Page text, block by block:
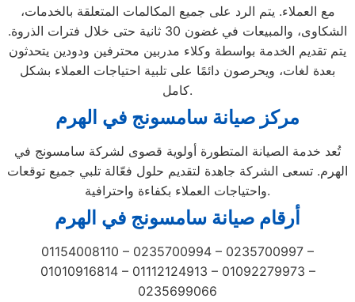
مع العملاء. يتم الرد على جميع المكالمات المتعلقة بالخدمات،
الشكاوى، والمبيعات في غضون 30 ثانية حتى خلال فترات الذروة.
يتم تقديم الخدمة بواسطة وكلاء مدربين محترفين ودودين يتحدثون
بعدة لغات، ويحرصون دائمًا على تلبية احتياجات العملاء بشكل
كامل.
مركز صيانة سامسونج في الهرم
تُعد خدمة الصيانة المتطورة أولوية قصوى لشركة سامسونج في
الهرم. تسعى الشركة جاهدة لتقديم حلول فعّالة تلبي جميع توقعات
واحتياجات العملاء بكفاءة واحترافية.
أرقام صيانة سامسونج في الهرم
01154008110 – 0235700994 – 0235700997 –
01010916814 – 01112124913 – 01092279973 –
0235699066